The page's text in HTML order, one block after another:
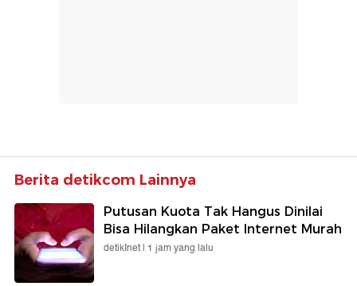
Berita detikcom Lainnya
Putusan Kuota Tak Hangus Dinilai
Bisa Hilangkan Paket Internet Murah
detikInet | 1 jam yang lalu